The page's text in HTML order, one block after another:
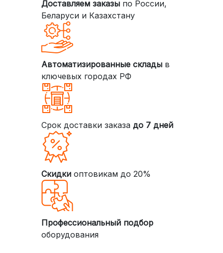
Доставляем заказыпо России,
Беларуси и Казахстану
Автоматизированные складыв
ключевых городах РФ
Срок доставки заказа до 7 дней
Скидкиоптовикам до 20%
Профессиональный подбор
оборудования